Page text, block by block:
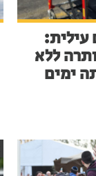
עילית:
בת 50 אותרה ללא
ימים